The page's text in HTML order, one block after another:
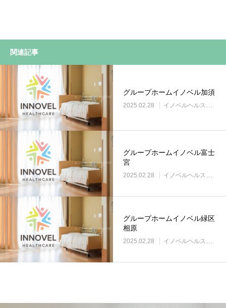
関連記事
グループホームイノベル加須
2025.02.28 イノベルヘルスケア事業所
グループホームイノベル富士
宮
2025.02.28 イノベルヘルスケア事業所
グループホームイノベル緑区
相原
2025.02.28 イノベルヘルスケア事業所